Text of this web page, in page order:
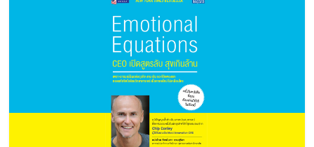
ประเทศไทย,
ThaiSMEsCenter,